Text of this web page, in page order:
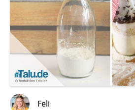
Feli